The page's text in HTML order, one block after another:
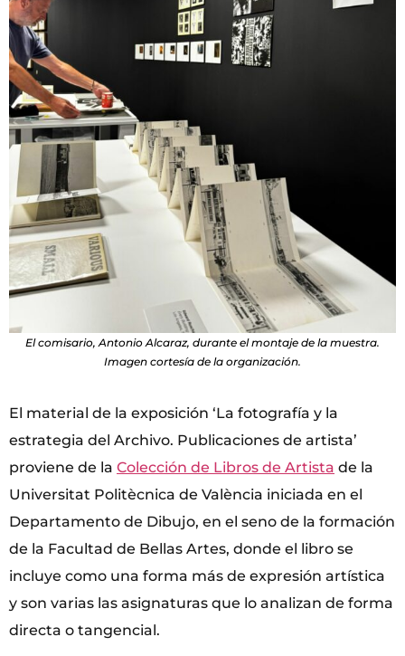
El comisario, Antonio Alcaraz, durante el montaje de la muestra.
Imagen cortesía de la organización.
El material de la exposición ‘La fotografía y la
estrategia del Archivo. Publicaciones de artista’
proviene de la Colección de Libros de Artista de la
Universitat Politècnica de València iniciada en el
Departamento de Dibujo, en el seno de la formación
de la Facultad de Bellas Artes, donde el libro se
incluye como una forma más de expresión artística
y son varias las asignaturas que lo analizan de forma
directa o tangencial.